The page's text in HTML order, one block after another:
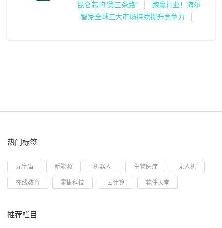
昆仑芯的“第三条路”| 跑赢行业！海尔
智家全球三大市场持续提升竞争力
热门标签
元宇宙 新能源 机器人 生物医疗 无人机
在线教育 零售科技 云计算 软件天堂
推荐栏目